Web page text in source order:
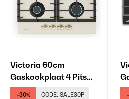
Victoria 60cm
Gaskookplaat 4 Pits
Room
-30% CODE: SALE30P